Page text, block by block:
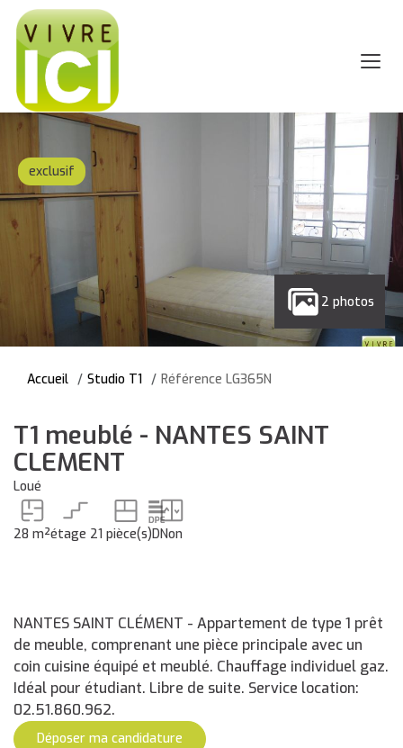
exclusif
2 photos
Accueil Studio T1 Référence LG365N
T1 meublé - NANTES SAINT
CLEMENT
Loué
28 m²étage 21 pièce(s)DNon
NANTES SAINT CLÉMENT - Appartement de type 1 prêt
de meuble, comprenant une pièce principale avec un
coin cuisine équipé et meublé. Chauffage individuel gaz.
Idéal pour étudiant. Libre de suite. Service location:
02.51.860.962.
Déposer ma candidature